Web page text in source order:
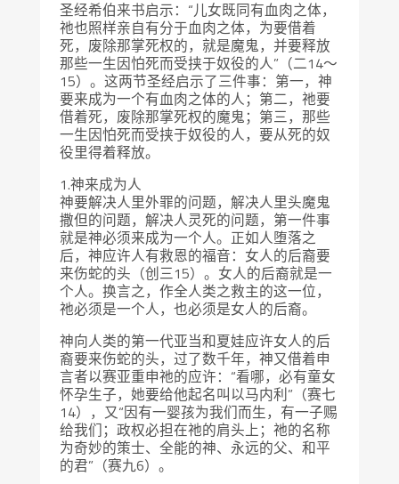
圣经希伯来书启示：“儿女既同有血肉之体，
祂也照样亲自有分于血肉之体，为要借着
死，废除那掌死权的，就是魔鬼，并要释放
那些一生因怕死而受挟于奴役的人”（二14～
15）。这两节圣经启示了三件事：第一，神
要来成为一个有血肉之体的人；第二，祂要
借着死，废除那掌死权的魔鬼；第三，那些
一生因怕死而受挟于奴役的人，要从死的奴
役里得着释放。
1.神来成为人
神要解决人里外罪的问题，解决人里头魔鬼
撒但的问题，解决人灵死的问题，第一件事
就是神必须来成为一个人。正如人堕落之
后，神应许人有救恩的福音：女人的后裔要
来伤蛇的头（创三15）。女人的后裔就是一
个人。换言之，作全人类之救主的这一位，
祂必须是一个人，也必须是女人的后裔。
神向人类的第一代亚当和夏娃应许女人的后
裔要来伤蛇的头，过了数千年，神又借着申
言者以赛亚重申祂的应许：“看哪，必有童女
怀孕生子，她要给他起名叫以马内利”（赛七
14），又“因有一婴孩为我们而生，有一子赐
给我们；政权必担在祂的肩头上；祂的名称
为奇妙的策士、全能的神、永远的父、和平
的君”（赛九6）。